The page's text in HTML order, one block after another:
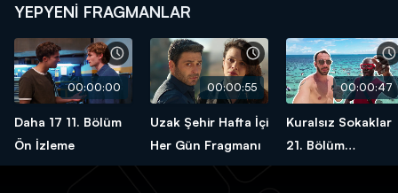
YEPYENİ FRAGMANLAR
00:00:00
Daha 17 11. Bölüm
Ön İzleme
00:00:55
Uzak Şehir Hafta İçi
Her Gün Fragmanı
00:00:47
Kuralsız Sokaklar
21. Bölüm
Fragmanı